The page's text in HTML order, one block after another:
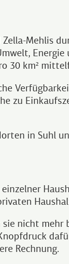
Mehlis
30 km²
zu
in Suhl
nicht
Rechnung.